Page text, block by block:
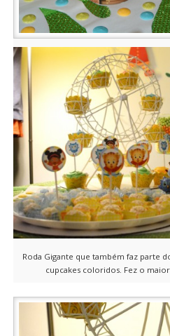
Roda Gigante que também faz parte
cupcakes coloridos. Fez o